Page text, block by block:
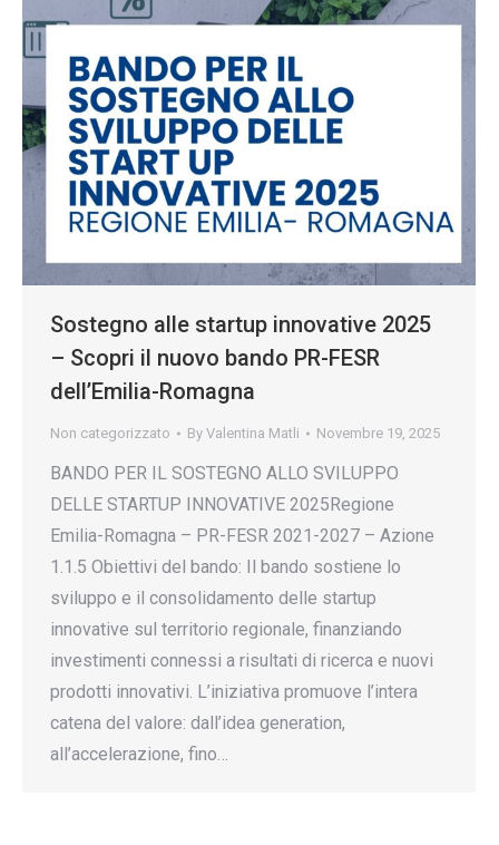
Sostegno alle startup innovative 2025
– Scopri il nuovo bando PR-FESR
dell’Emilia-Romagna
Non categorizzato By Valentina Matli Novembre 19, 2025
BANDO PER IL SOSTEGNO ALLO SVILUPPO
DELLE STARTUP INNOVATIVE 2025Regione
Emilia-Romagna – PR-FESR 2021-2027 – Azione
1.1.5 Obiettivi del bando: Il bando sostiene lo
sviluppo e il consolidamento delle startup
innovative sul territorio regionale, finanziando
investimenti connessi a risultati di ricerca e nuovi
prodotti innovativi. L’iniziativa promuove l’intera
catena del valore: dall’idea generation,
all’accelerazione, fino…